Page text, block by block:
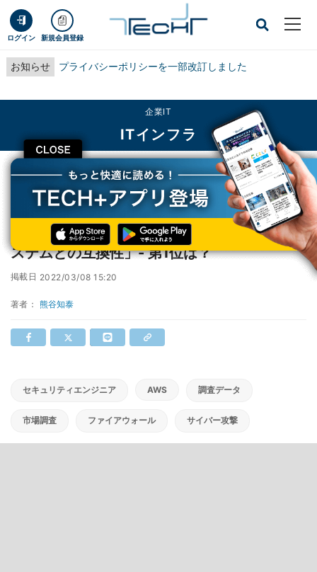
ログイン 新規会員登録
お知らせ プライバシーポリシーを一部改訂しました
CLOSE
企業IT
ITインフラ
TECH+ 企業IT
ITインフラ
AWS利用時の不安・課題、第2位は「既存システムとの互換性」- 第1位は？
AWS利用時の不安・課題、第2位は「既存シ
ステムとの互換性」- 第1位は？
掲載日 2022/03/08 15:20
著者： 熊谷知泰
セキュリティエンジニア AWS 調査データ
市場調査 ファイアウォール サイバー攻撃